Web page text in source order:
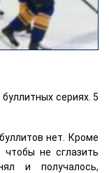
сериях. 5
нет. Кроме
чтобы не сглазить
и получалось,